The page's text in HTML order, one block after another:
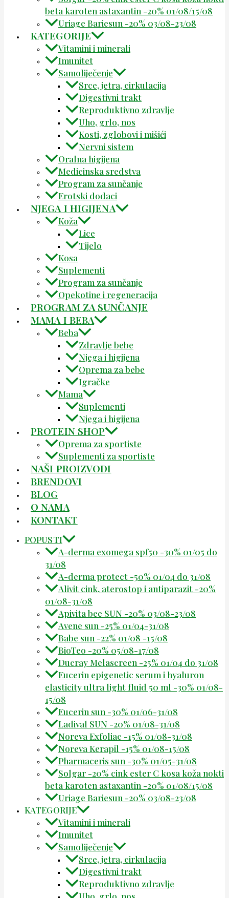
beta karoten astaxantin -20% 01/08/15/08
Uriage Bariesun -20% 03/08-23/08
KATEGORIJE
Vitamini i minerali
Imunitet
Samoliječenje
Srce, jetra, cirkulacija
Digestivni trakt
Reproduktivno zdravlje
Uho, grlo, nos
Kosti, zglobovi i mišići
Nervni sistem
Oralna higijena
Medicinska sredstva
Program za sunčanje
Erotski dodaci
NJEGA I HIGIJENA
Koža
Lice
Tijelo
Kosa
Suplementi
Program za sunčanje
Opekotine i regeneracija
PROGRAM ZA SUNČANJE
MAMA I BEBA
Beba
Zdravlje bebe
Njega i higijena
Oprema za bebe
Igračke
Mama
Suplementi
Njega i higijena
PROTEIN SHOP
Oprema za sportiste
Suplementi za sportiste
NAŠI PROIZVODI
BRENDOVI
BLOG
O NAMA
KONTAKT
POPUSTI
A-derma exomega spf50 -30% 01/05 do
31/08
A-derma protect -50% 01/04 do 31/08
Alivit cink, aterostop i antiparazit -20%
01/08-31/08
Apivita bee SUN -20% 03/08-23/08
Avene sun -25% 01/04-31/08
Babe sun -22% 01/08 -15/08
BioTeo -20% 05/08-17/08
Ducray Melascreen -25% 01/04 do 31/08
Eucerin epigenetic serum i hyaluron
elasticity ultra light fluid 50 ml -30% 01/08-
15/08
Eucerin sun -30% 01/06-31/08
Ladival SUN -20% 01/08-31/08
Noreva Exfoliac -15% 01/08-31/08
Noreva Kerapil -15% 01/08-15/08
Pharmaceris sun -30% 01/05-31/08
Solgar -20% cink ester C kosa koža nokti
beta karoten astaxantin -20% 01/08/15/08
Uriage Bariesun -20% 03/08-23/08
KATEGORIJE
Vitamini i minerali
Imunitet
Samoliječenje
Srce, jetra, cirkulacija
Digestivni trakt
Reproduktivno zdravlje
Uho, grlo, nos